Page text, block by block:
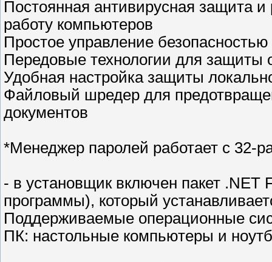
Постоянная антивирусная защита
работу компьютеров
Простое управление
Передовые технологии для защиты
Удобная настройка защиты
Файловый шредер для
документов
*Менеджер паролей работает с 32-
- в установщик включен пакет
программы), который
Поддерживаемые операционные
ПК: настольные компьютеры и